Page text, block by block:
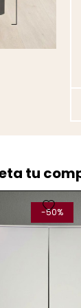
tu
-50%
favorite